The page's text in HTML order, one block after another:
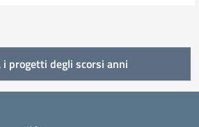
i progetti degli scorsi anni